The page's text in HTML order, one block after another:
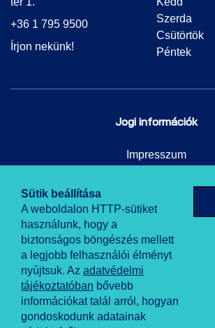
+36 1 795 9500
Írjon nekünk!
Szerda
Csütörtök
Péntek
Jogi információk
Impresszum
Powered by NKFIH.
© 2021 NKFIH.
Sütik beállítása
A weboldalon HTTP-sütiket
használunk, hogy a
biztonságos böngészés mellett
a legjobb felhasználói élményt
nyújtsuk. Az adatvédelmi
tájékoztatóban bővebb
információkat talál arról, hogyan
gondoskodunk adatainak